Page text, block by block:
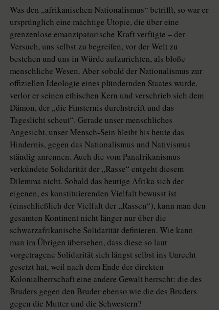
Was den „afrikanischen Nationalismus“ betrifft, so war er
ursprünglich eine mächtige Utopie, die über eine
grenzenlose emanzipatorische Kraft verfügte – der
Versuch, uns selbst zu begreifen, vor der Welt zu
bestehen und uns in Würde aufzurichten, als bloße
menschliche Wesen. Aber sobald der Nationalismus zur
offiziellen Ideologie eines plündernden Staates wurde,
verlor er seinen ethischen Kern und verschrieb sich dem
Dämon, der „die Finsternis durchstreift und das
Tageslicht scheut“. Gerade unser menschliches
Angesicht, unser Mensch-Sein bleibt bis heute das
Hindernis, gegen das Nationalismus und Nativismus
ständig anrennen. Auch die vom Panafrikanismus
verkündete Solidarität der „Rasse“ entgeht diesem
Dilemma nicht. Sobald das heutige Afrika sich der
eigenen, es konstituierenden Vielfalt bewusst ist
(einschließlich der Vielfalt der „Rassen“), kann man den
gesamten Kontinent nicht länger nur über die
schwarzafrikanische Solidarität definieren. Wie kann
man im Übrigen übersehen, dass diese so laut
vorgetragene Solidarität sich längst selbst ins Unrecht
gesetzt hat, weil nach dem Ende der direkten
Kolonialherrschaft eine andere Gewalt herrscht: die des
Bruders gegen den Bruder ebenso wie die des Bruders
gegen die Mutter und die Schwestern?